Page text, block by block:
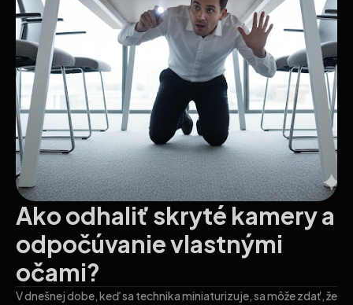
Ako odhaliť skryté kamery a
odpočúvanie vlastnými
očami?
V dnešnej dobe, keď sa technika miniaturizuje, sa môže zdať, že